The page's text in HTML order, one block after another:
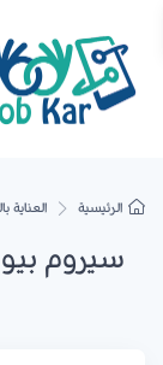
الرئيسية العناية
سيروم